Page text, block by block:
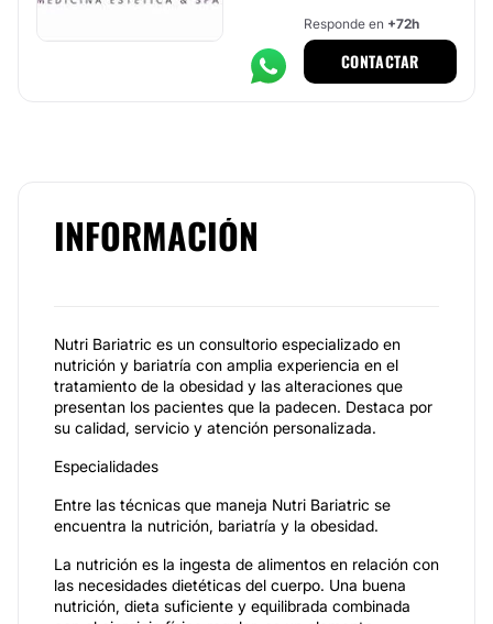
Responde en +72h
CONTACTAR
INFORMACIÓN
Nutri Bariatric es un consultorio especializado en
nutrición y bariatría con amplia experiencia en el
tratamiento de la obesidad y las alteraciones que
presentan los pacientes que la padecen. Destaca por
su calidad, servicio y atención personalizada.
Especialidades
Entre las técnicas que maneja Nutri Bariatric se
encuentra la nutrición, bariatría y la obesidad.
La nutrición es la ingesta de alimentos en relación con
las necesidades dietéticas del cuerpo. Una buena
nutrición, dieta suficiente y equilibrada combinada